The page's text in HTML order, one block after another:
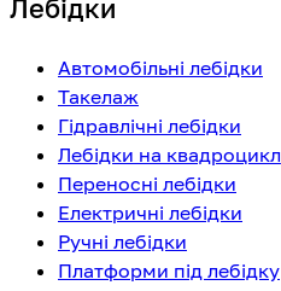
Лебідки
Автомобільні лебідки
Такелаж
Гідравлічні лебідки
Лебідки на квадроцикл
Переносні лебідки
Електричні лебідки
Ручні лебідки
Платформи під лебідку